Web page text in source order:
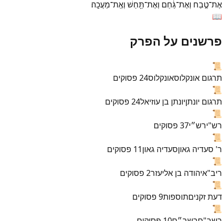
אֶת־טֶ֣בַח וְאֶת־גַּ֔חַם וְאֶת־תַּ֖חַשׁ וְאֶֽת־מַעֲכָֽה׃
📖
פרשנים על הפרק
📜
תרגום אונקלוסאונקלוס24 פסוקים
📜
תרגום יונתןיונתן בן עוזיאל24 פסוקים
📜
רש"ירש״י37 פסוקים
📜
ר' סעדיה גאוןסעדיה גאון11 פסוקים
📜
ריב"איהודה בן אליעזר2 פסוקים
📜
דעת זקניםתוספות9 פסוקים
📜